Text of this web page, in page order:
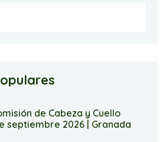
de Cabeza y Cuello
septiembre 2026 | Granada